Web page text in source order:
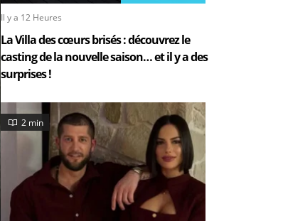
Il y a 12 Heures
La Villa des cœurs brisés : découvrez le
casting de la nouvelle saison… et il y a des
surprises !
2 min